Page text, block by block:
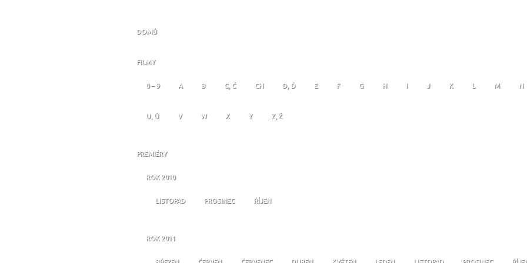
DOMŮ
FILMY
0 – 9 A B C, Č CH D, Ď E F G H I J K L M N
U, Ú V W X Y Z, Ž
PREMIÉRY
ROK 2010
LISTOPAD PROSINEC ŘÍJEN
ROK 2011